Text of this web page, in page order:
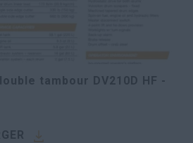
tambour DV210D HF -